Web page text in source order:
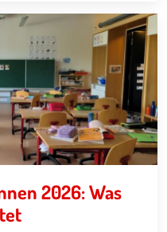
2026: Was